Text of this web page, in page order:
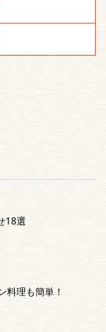
18選
料理も簡単！